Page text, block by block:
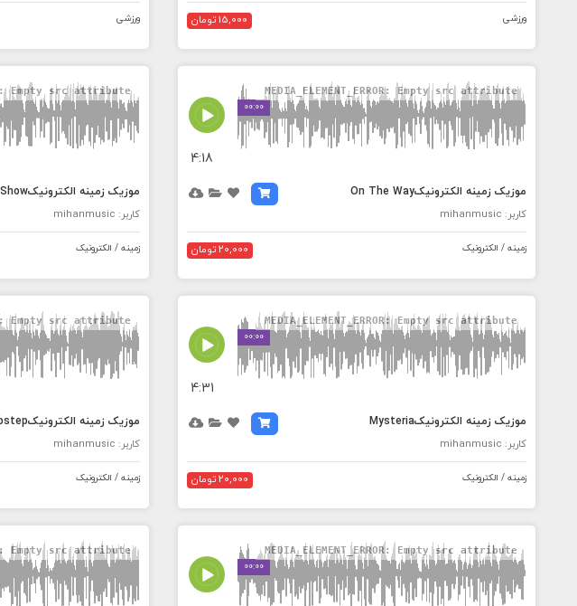
ورزشی 15,000 تومان ورزشی
00:00
MEDIA_ELEMENT_ERROR: Empty src attribute
4:18
موزیک زمینه الکترونیکOn The Way
کاربر: mihanmusic
زمینه / الکترونیک 20,000 تومان
Empty src attribute
موزیک زمینه الکترونیکOn Fashion Show
کاربر: mihanmusic
زمینه / الکترونیک
00:00
MEDIA_ELEMENT_ERROR: Empty src attribute
4:31
موزیک زمینه الکترونیکMysteria
کاربر: mihanmusic
زمینه / الکترونیک 20,000 تومان
Empty src attribute
موزیک زمینه الکترونیکMelodic Dubstep
کاربر: mihanmusic
زمینه / الکترونیک
00:00
MEDIA_ELEMENT_ERROR: Empty src attribute
Empty src attribute